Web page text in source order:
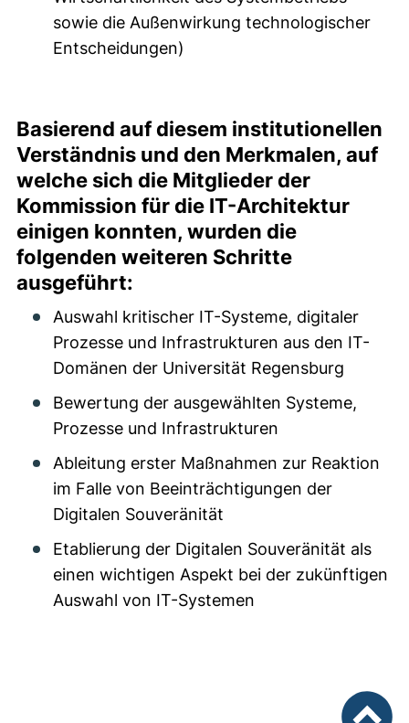
sowie die Außenwirkung technologischer
Entscheidungen)
Basierend auf diesem institutionellen
Verständnis und den Merkmalen, auf
welche sich die Mitglieder der
Kommission für die IT-Architektur
einigen konnten, wurden die
folgenden weiteren Schritte
ausgeführt:
Auswahl kritischer IT-Systeme, digitaler
Prozesse und Infrastrukturen aus den IT-
Domänen der Universität Regensburg
Bewertung der ausgewählten Systeme,
Prozesse und Infrastrukturen
Ableitung erster Maßnahmen zur Reaktion
im Falle von Beeinträchtigungen der
Digitalen Souveränität
Etablierung der Digitalen Souveränität als
einen wichtigen Aspekt bei der zukünftigen
Auswahl von IT-Systemen